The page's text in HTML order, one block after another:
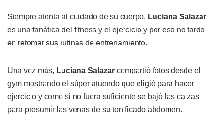
Siempre atenta al cuidado de su cuerpo, Luciana Salazar
es una fanática del fitness y el ejercicio y por eso no tardo
en retomar sus rutinas de entrenamiento.
Una vez más, Luciana Salazar compartió fotos desde el
gym mostrando el súper atuendo que eligió para hacer
ejercicio y como si no fuera suficiente se bajó las calzas
para presumir las venas de su tonificado abdomen.